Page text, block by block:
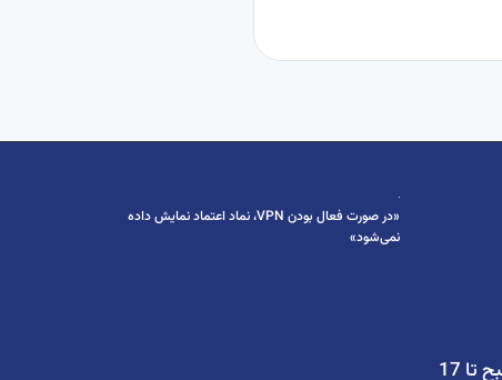
از شنبه تا پنجشنبه 8 صبح تا 17
«در صورت فعال بودن VPN، نماد اعتماد نمایش داده
نمی‌شود»